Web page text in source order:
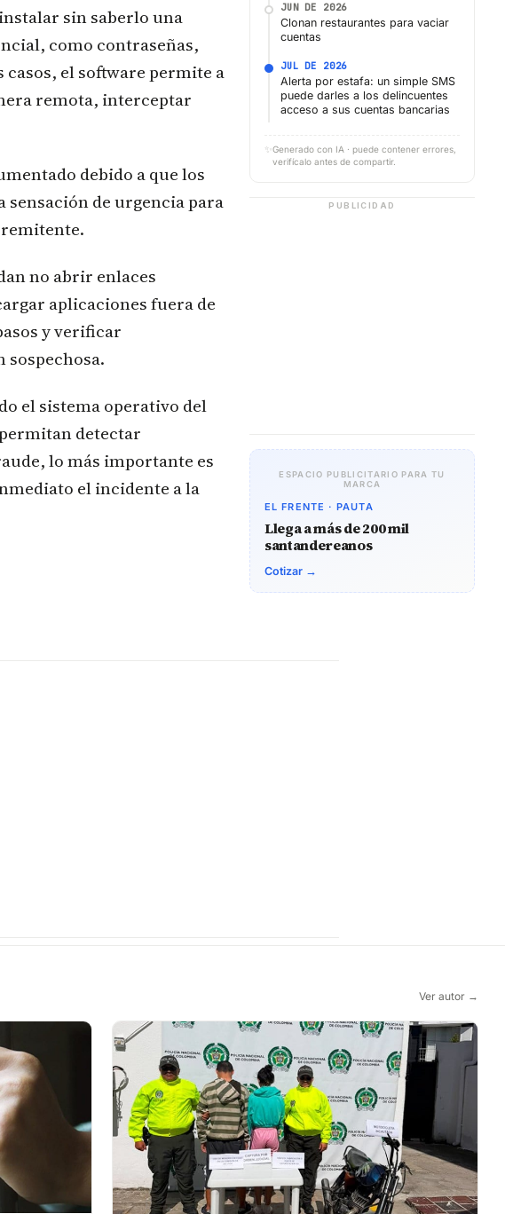
sin saberlo una
como contraseñas,
el software permite a
remota, interceptar
debido a que los
sensación de urgencia para
no abrir enlaces
aplicaciones fuera de
y verificar
el sistema operativo del
detectar
lo más importante es
el incidente a la
JUN DE 2026
Clonan restaurantes para vaciar
cuentas
JUL DE 2026
Alerta por estafa: un simple SMS
puede darles a los delincuentes
acceso a sus cuentas bancarias
✨ Generado con IA · puede contener errores,
verifícalo antes de compartir.
PUBLICIDAD
ESPACIO PUBLICITARIO PARA TU
MARCA
EL FRENTE · PAUTA
Llega a más de 200 mil
santandereanos
Cotizar →
Ver autor →